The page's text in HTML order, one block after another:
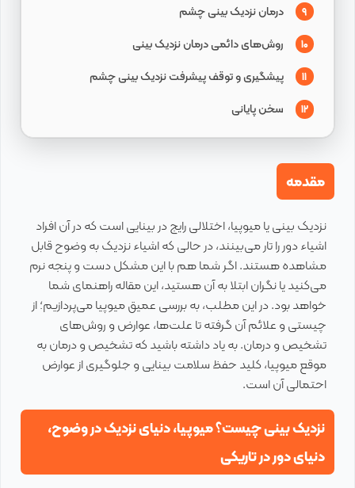
9 درمان نزدیک بینی چشم
10 روش‌های دائمی درمان نزدیک بینی
11 پیشگیری و توقف پیشرفت نزدیک بینی چشم
12 سخن پایانی
مقدمه
نزدیک بینی یا میوپیا، اختلالی رایج در بینایی است که در آن افراد
اشیاء دور را تار می‌بینند، در حالی که اشیاء نزدیک به وضوح قابل
مشاهده هستند. اگر شما هم با این مشکل دست و پنجه نرم
می‌کنید یا نگران ابتلا به آن هستید، این مقاله راهنمای شما
خواهد بود. در این مطلب، به بررسی عمیق میوپیا می‌پردازیم؛ از
چیستی و علائم آن گرفته تا علت‌ها، عوارض و روش‌های
تشخیص و درمان. به یاد داشته باشید که تشخیص و درمان به
موقع میوپیا، کلید حفظ سلامت بینایی و جلوگیری از عوارض
احتمالی آن است.
نزدیک بینی چیست؟ میوپیا، دنیای نزدیک در وضوح،
دنیای دور در تاریکی